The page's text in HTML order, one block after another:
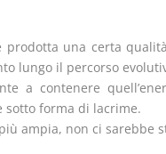
una certa
lungo il percorso
a contenere
sotto forma di lacrime.
ampia, non ci sarebbe